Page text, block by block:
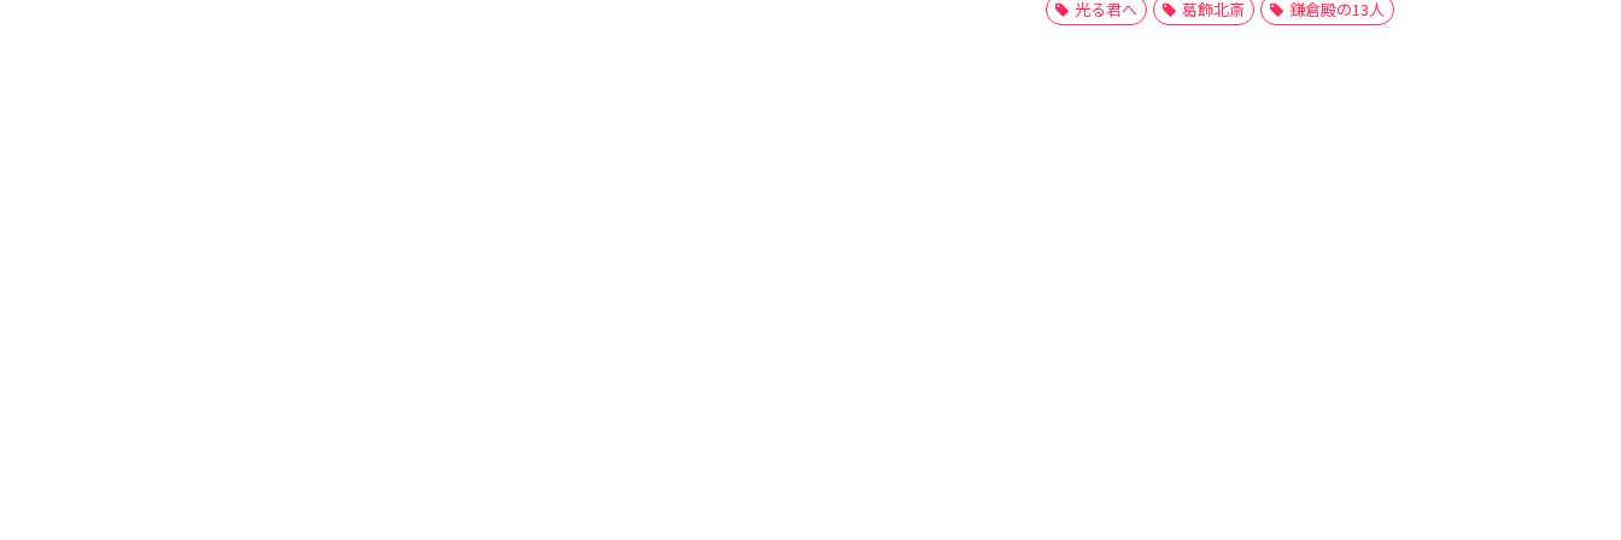
光る君へ 葛飾北斎 鎌倉殿の13人